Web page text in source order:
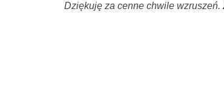
Dziękuję za cenne chwile wzruszeń.